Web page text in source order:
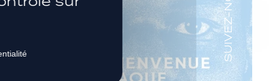
SUIVEZ-NOUS